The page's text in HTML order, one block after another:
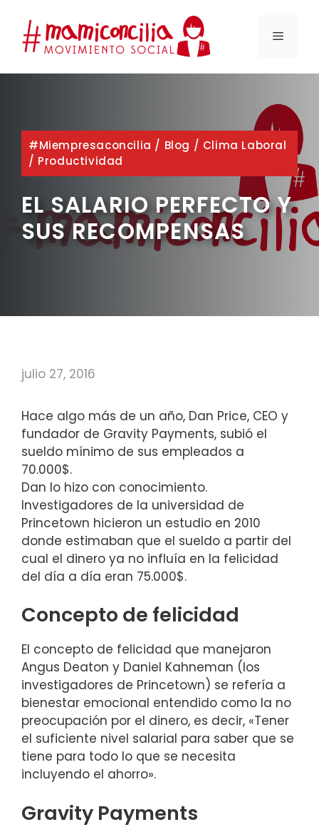
contenido
MENÚ
#miempresaconcilia / Blog / Clima Laboral
/ Productividad
EL SALARIO PERFECTO Y
SUS RECOMPENSAS
julio 27, 2016
Hace algo más de un año, Dan Price, CEO y
fundador de Gravity Payments, subió el
sueldo mínimo de sus empleados a
70.000$.
Dan lo hizo con conocimiento.
Investigadores de la universidad de
Princetown hicieron un estudio en 2010
donde estimaban que el sueldo a partir del
cual el dinero ya no influía en la felicidad
del día a día eran 75.000$.
Concepto de felicidad
El concepto de felicidad que manejaron
Angus Deaton y Daniel Kahneman (los
investigadores de Princetown) se refería a
bienestar emocional entendido como la no
preocupación por el dinero, es decir, «Tener
el suficiente nivel salarial para saber que se
tiene para todo lo que se necesita
incluyendo el ahorro».
Gravity Payments